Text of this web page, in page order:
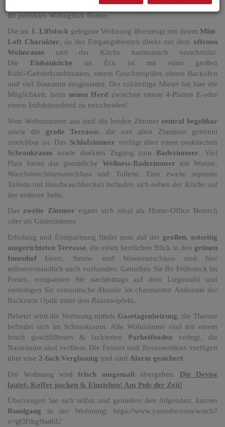
ruhiges und dennoch Zentrum nahes Zuhause suchen, sicherlich
ihr perfektes Wohnglück finden.
Die im 1. Liftstock gelegene Wohnung überzeugt mit ihrem Mini-
Loft Charakter, da der Eingangsbereich direkt mit dem offenen
Wohnraum und der Küche harmonisch verschmilzt.
Die Einbauküche im Eck ist mit einer großen
Kühl-/Gefrierkombination, einem Geschirrspüler, einem Backofen
und viel Stauraum ausgestattet. Der zukünftige Mieter hat hier die
Möglichkeit, beim neuen Herd zwischen einem 4-Platten E-oder
einem Induktionsherd zu entscheiden!
Vom Wohnzimmer aus sind die beiden Zimmerzentral begehbar
sowie die große Terrasse, die von allen Zimmern getrennt
erreichbar ist. Das Schlafzimmer verfügt über einen praktischen
Schrankraum sowie direkten Zugang zum Badezimmer. Viel
Platz bietet das gemütliche Wellness-Badezimmer mit Wanne,
Waschmaschinenanschluss und Toilette. Eine zweite separate
Toilette mit Handwaschbecken befinden sich neben der Küche auf
der anderen Seite.
Das zweite Zimmer eignet sich ideal als Home-Office Bereich
oder als Gästezimmer.
Erholung und Entspannung findet man auf der großen, ostseitig
ausgerichteten Terrasse, die einen herrlichen Blick in den grünen
Innenhof bietet. Strom- und Wasseranschluss sind hier
selbstverständlich auch vorhanden. Genießen Sie Ihr Frühstück im
Freien, entspannen Sie nachmittags auf dem Liegestuhl und
verbringen Sie romantische Abende im charmanten Ambiente der
Backstein Optik unter den Baumwipfeln.
Beheizt wird die Wohnung mittels Gasetagenheizung, die Therme
befindet sich im Schrankraum. Alle Wohnräume sind mit einem
frisch geschliffenen & lackierten Parkettboden verlegt, die
Nassräume sind verfliest. Die Fenster und Terrassentüren verfügen
über eine 2-fach Verglasung und sind Alarm gesichert.
Die Wohnung wirdfrisch ausgemaltübergeben. Die Devise
lautet: Koffer packen & Einziehen! Am Puls der Zeit!
Überzeugen Sie sich selbst und genießen den folgenden, kurzen
Rundgang in der Wohnung: https://www.youtube.com/watch?
v=gOFibgNsd6U